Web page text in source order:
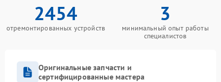
2454
отремонтированных устройств
3
минимальный опыт работы
специалистов
Оригинальные запчасти и
сертифицированные мастера